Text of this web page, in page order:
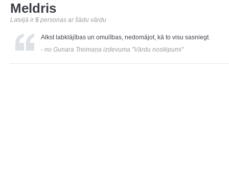
Meldris
Latvijā ir5 personas ar šādu vārdu
Alkst labklājības un omulības, nedomājot, kā to visu sasniegt.
- no Gunara Treimaņa izdevuma "Vārdu noslēpumi"